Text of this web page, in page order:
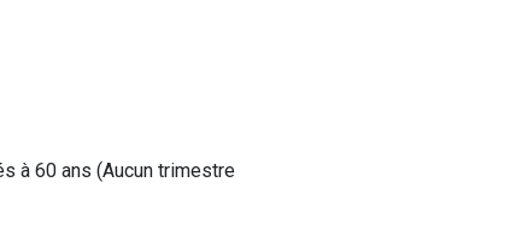
à 60 ans (Aucun trimestre